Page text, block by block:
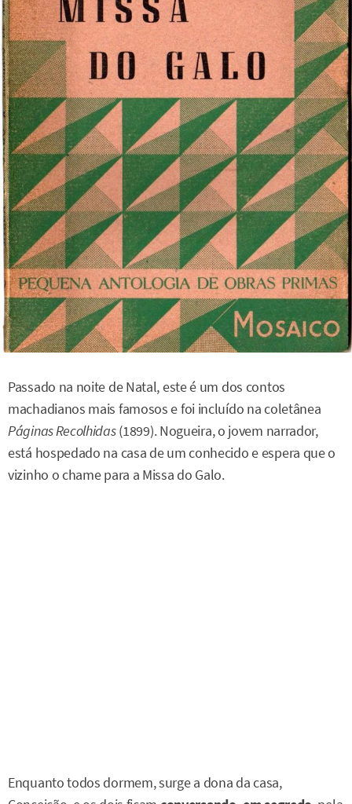
Passado na noite de Natal, este é um dos contos
machadianos mais famosos e foi incluído na coletânea
Páginas Recolhidas(1899). Nogueira, o jovem narrador,
está hospedado na casa de um conhecido e espera que o
vizinho o chame para a Missa do Galo.
Enquanto todos dormem, surge a dona da casa,